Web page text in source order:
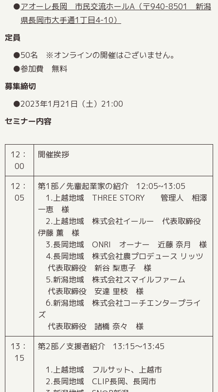
アオーレ長岡 市民交流ホールA（〒940-8501 新潟
県長岡市大手通1丁目4-10）
定員
50名 ※オンラインの開催はございません。
参加費 無料
募集締切
2023年1月21日（土）21:00
セミナー内容
12：
00
開催挨拶
12：
05
第1部／先輩起業家の紹介 12:05~13:05
1.上越地域 THREE STORY 管理人 相澤
一恵 様
2.上越地域 株式会社イールー 代表取締役
伊藤 薫 様
3.長岡地域 ONRI オーナー 近藤 奈月 様
4.長岡地域 株式会社農プロデュース リッツ
代表取締役 新谷 梨恵子 様
5.新潟地域 株式会社スマイルファーム
代表取締役 安達 里枝 様
6.新潟地域 株式会社コーチエンタープライ
ズ
代表取締役 諸橋 奈々 様
13：
15
第2部／支援者紹介 13:15～13:45
1.上越地域 フルサット、上越市
2.長岡地域 CLIP長岡、長岡市